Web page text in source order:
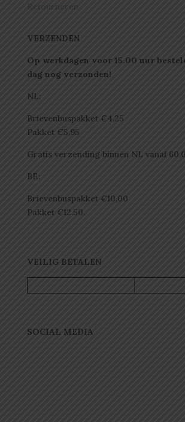
Retourneren
VERZENDEN
Op werkdagen voor 15.00 uur
dag nog verzonden!
NL:
Brievenbuspakket €4,25
Pakket €5,95
Gratis verzending binnen NL vanaf
BE:
Brievenbuspakket €10,00
Pakket €12.50.
VEILIG BETALEN
SOCIAL MEDIA